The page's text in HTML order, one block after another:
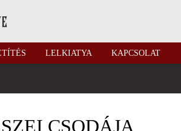
LELKIATYA KAPCSOLAT
CSODÁJA